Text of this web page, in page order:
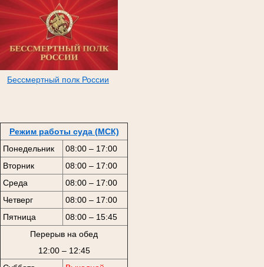
Бессмертный полк России
Режим работы суда (МСК)
Понедельник
08:00 – 17:00
Вторник
08:00 – 17:00
Среда
08:00 – 17:00
Четверг
08:00 – 17:00
Пятница
08:00 – 15:45
Перерыв на обед
12:00 – 12:45